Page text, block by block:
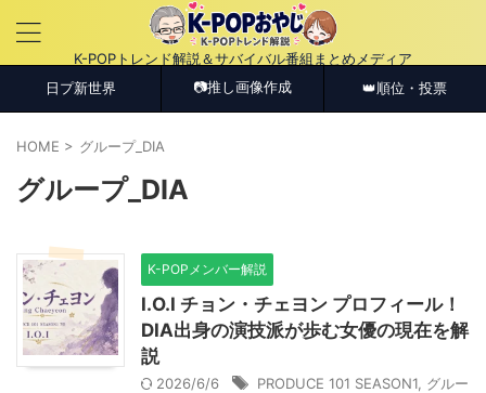
K-POPトレンド解説＆サバイバル番組まとめメディア
日プ新世界 📷推し画像作成 👑順位・投票
HOME > グループ_DIA
グループ_DIA
K-POPメンバー解説
I.O.I チョン・チェヨン プロフィール！
DIA出身の演技派が歩む女優の現在を解
説
2026/6/6 PRODUCE 101 SEASON1 グルー